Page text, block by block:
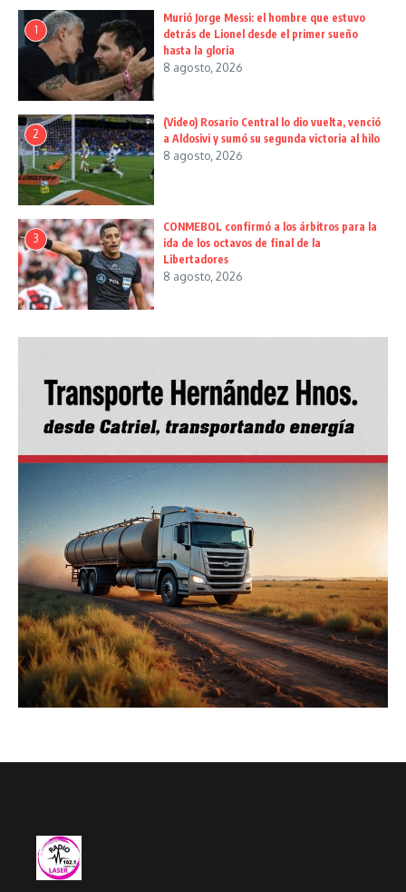
1
Murió Jorge Messi: el hombre que estuvo
detrás de Lionel desde el primer sueño
hasta la gloria
8 agosto, 2026
2
(Video) Rosario Central lo dio vuelta, venció
a Aldosivi y sumó su segunda victoria al hilo
8 agosto, 2026
3
CONMEBOL confirmó a los árbitros para la
ida de los octavos de final de la
Libertadores
8 agosto, 2026